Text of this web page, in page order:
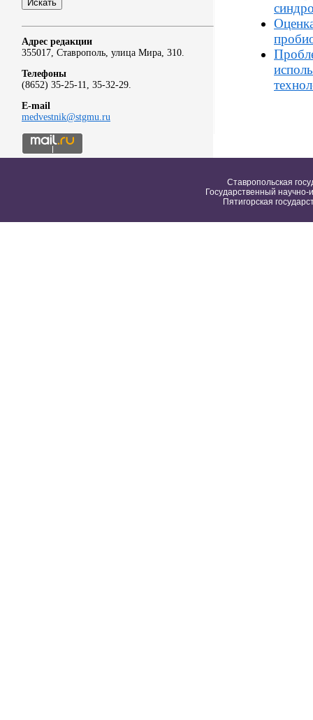
Адрес редакции
355017, Ставрополь, улица Мира, 310.
Телефоны
(8652) 35-25-11, 35-32-29.
E-mail
medvestnik@stgmu.ru
Ставропольская
Государственный научно-
Пятигорская